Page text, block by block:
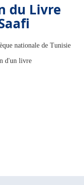
du Livre
nationale de Tunisie
d'un livre